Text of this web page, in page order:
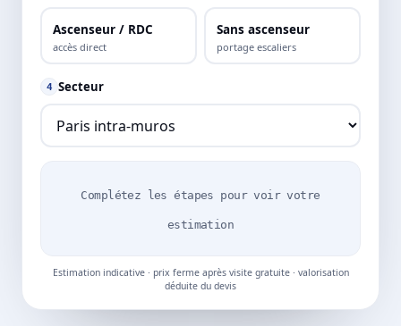
Ascenseur / RDC
accès direct
Sans ascenseur
portage escaliers
4 Secteur
Complétez les étapes pour voir votre
estimation
Estimation indicative · prix ferme après visite gratuite · valorisation
déduite du devis